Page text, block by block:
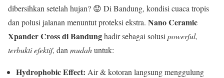
dibersihkan setelah hujan? 😟 Di Bandung, kondisi cuaca tropis
dan polusi jalanan menuntut proteksi ekstra. Nano Ceramic
Xpander Cross di Bandunghadir sebagai solusi powerful,
terbukti efektif, dan mudahuntuk:
Hydrophobic Effect: Air & kotoran langsung menggulung